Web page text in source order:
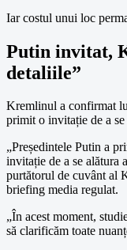
Iar costul unui loc
Putin invitat,
detaliile”
Kremlinul a confirmat
primit o invitație de a
„Președintele Putin a
invitație de a se alătura
purtătorul de cuvânt al
briefing media regulat.
„În acest moment,
să clarificăm toate